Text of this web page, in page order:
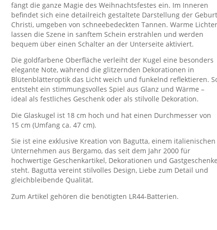
fängt die ganze Magie des Weihnachtsfestes ein. Im Inneren
befindet sich eine detailreich gestaltete Darstellung der Geburt
Christi, umgeben von schneebedeckten Tannen. Warme Lichter
lassen die Szene in sanftem Schein erstrahlen und werden
bequem über einen Schalter an der Unterseite aktiviert.
Die goldfarbene Oberfläche verleiht der Kugel eine besonders
elegante Note, während die glitzernden Dekorationen in
Blütenblätteroptik das Licht weich und funkelnd reflektieren.
entsteht ein stimmungsvolles Spiel aus Glanz und Wärme –
ideal als festliches Geschenk oder als stilvolle Dekoration.
Die Glaskugel ist 18 cm hoch und hat einen Durchmesser von
15 cm (Umfang ca. 47 cm).
Sie ist eine exklusive Kreation von Bagutta, einem italienischen
Unternehmen aus Bergamo, das seit dem Jahr 2000 für
hochwertige Geschenkartikel, Dekorationen und
steht. Bagutta vereint stilvolles Design, Liebe zum Detail und
gleichbleibende Qualität.
Zum Artikel gehören die benötigten LR44-Batterien.